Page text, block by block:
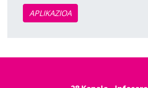
APLIKAZIOA